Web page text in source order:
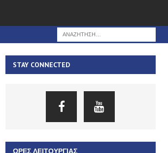
STAY CONNECTED
ΏΡΕΣ ΛΕΙΤΟΥΡΓΊΑΣ